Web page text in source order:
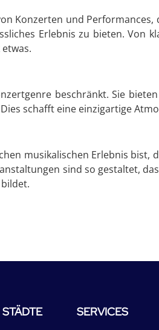
Konzerten und
Erlebnis zu bieten. Von
beschränkt. Sie
schafft eine einzigartige
musikalischen Erlebnis
sind so gestaltet,
STÄDTE SERVICES